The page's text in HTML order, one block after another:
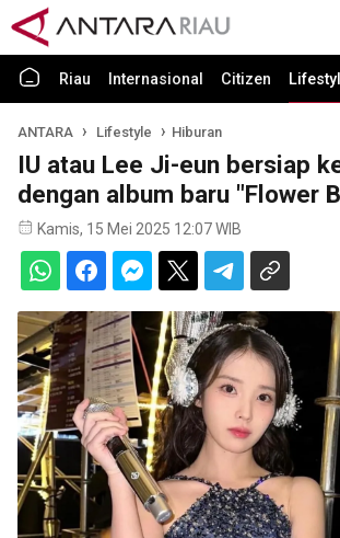
Riau Internasional Citizen
ANTARA Lifestyle Hiburan
IU atau Lee Ji-eun bersiap
dengan album baru "Flower
Kamis, 15 Mei 2025 12:07 WIB